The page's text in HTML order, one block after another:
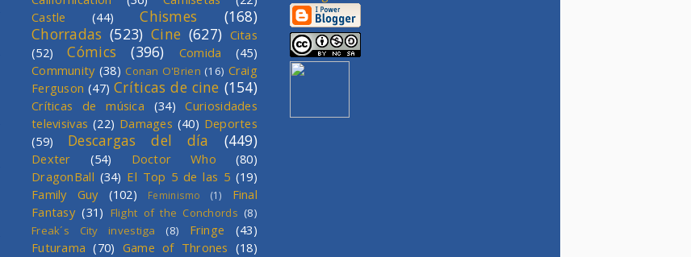
Castle
(44) Chismes
(168)
Chorradas (523) Cine (627) Citas
(52)
Cómics (396) Comida
(45)
Community (38) Conan O'Brien (16) Craig
Ferguson (47) Críticas de cine (154)
Críticas de música (34)
Curiosidades
televisivas (22) Damages (40) Deportes
(59)
Descargas del día (449)
Dexter (54) Doctor Who
(80)
DragonBall (34) El Top 5 de las 5 (19)
Family Guy
(102) Feminismo (1)
Final
Fantasy (31) Flight of the Conchords (8)
Freak´s City investiga
(8) Fringe
(43)
Futurama (70) Game of Thrones (18)